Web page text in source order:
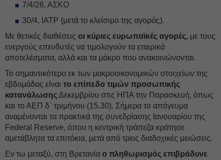
7/4/26, ΑΣΚΟ
30/4, ΙΑΤΡ (μετά το κλείσιμο της αγοράς).
Με θετικές διαθέσεις οι κύριες ευρωπαϊκές αγορές, με τους
ενεργούς επενδυτές να τιμολογούν τα εταιρικά
αποτελέσματα, αλλά και τα μάκρο που ανακοινώνονται.
Το σημαντικότερο εκ των μακροοικονομικών στοιχείων της
εβδομάδας είναι το επίπεδο τιμών προσωπικής
κατανάλωσης Δεκεμβρίου στις ΗΠΑ την Παρασκευή, όπως
και το ΑΕΠ δ΄ τριμήνου (15.30). Σήμερα το απόγευμα
αναμένονται τα πρακτικά της συνεδρίασης Ιανουαρίου της
Federal Reserve, όπου η κεντρική τράπεζα κράτησε
αμετάβλητα τα επιτόκια, μετά από τρεις διαδοχικές μειώσεις.
Εν τω μεταξύ, στη Βρετανία ο πληθωρισμός επιβράδυνε